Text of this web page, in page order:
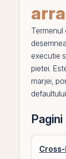
Termenul
executie
pietei.
marjei,